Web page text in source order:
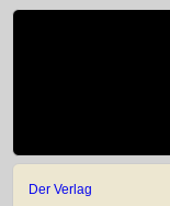
Der Verlag